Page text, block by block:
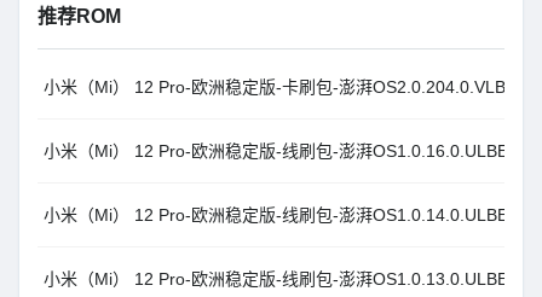
推荐ROM
小米（Mi） 12 Pro-欧洲稳定版-卡刷包-澎湃
小米（Mi） 12 Pro-欧洲稳定版-线刷包-澎湃
小米（Mi） 12 Pro-欧洲稳定版-线刷包-澎湃
小米（Mi） 12 Pro-欧洲稳定版-线刷包-澎湃